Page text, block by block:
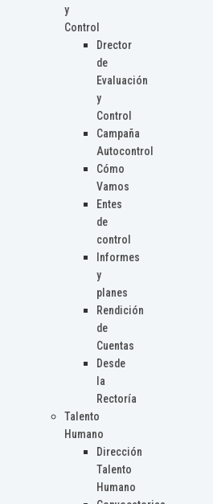
y
Control
Drector
de
Evaluación
y
Control
Campaña
Autocontrol
Cómo
Vamos
Entes
de
control
Informes
y
planes
Rendición
de
Cuentas
Desde
la
Rectoría
Talento
Humano
Dirección
Talento
Humano